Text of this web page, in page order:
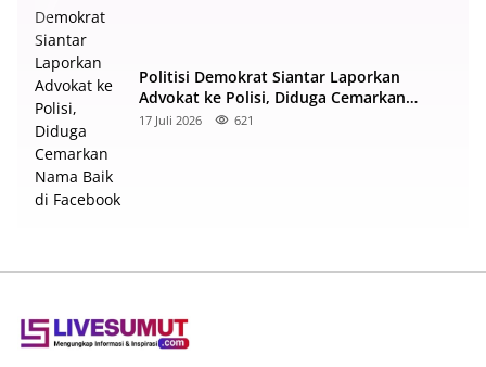
Politisi Demokrat Siantar Laporkan
Advokat ke Polisi, Diduga Cemarkan
Nama Baik di Facebook
17 Juli 2026 621